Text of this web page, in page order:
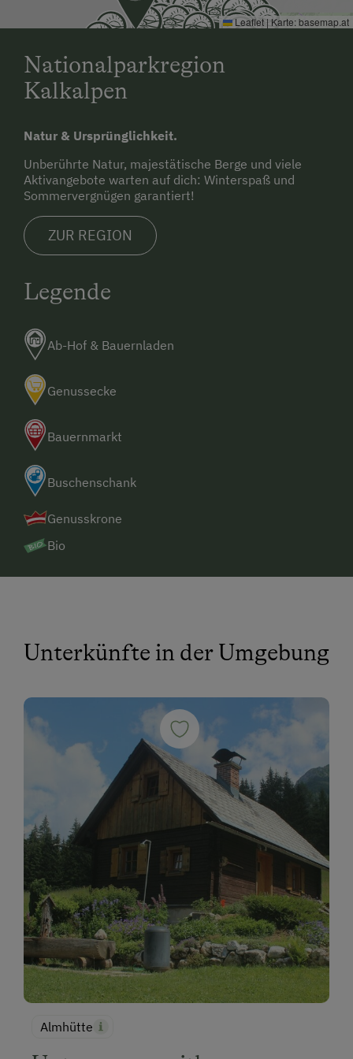
Hund erlaubt
Doppelbett (Kingsize)
Einzelbett
oder Wandertaxi, Fahrrad-Verleih
(Gasthaus, Supermarkt, Hofladen) ist 5 km
entfernt.
Leaflet | Karte:basemap.at
Nationalparkregion
Kalkalpen
Natur & Ursprünglichkeit.
Unberührte Natur, majestätische Berge und viele
Aktivangebote warten auf dich: Winterspaß und
Sommervergnügen garantiert!
ZUR REGION
Legende
Ab-Hof & Bauernladen
Genussecke
Bauernmarkt
Buschenschank
Genusskrone
Bio
Unterkünfte in der Umgebung
Almhütte